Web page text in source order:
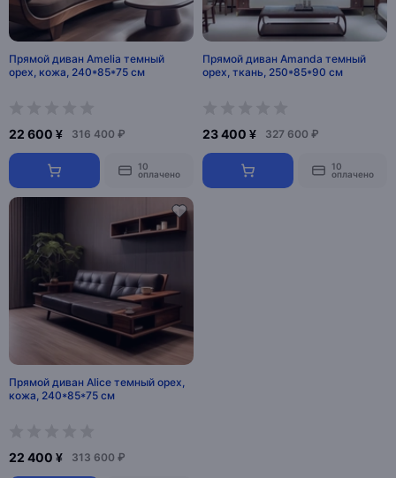
Прямой диван Amelia темный
орех, кожа, 240*85*75 см
22 600 ¥ 316 400 ₽
10
оплачено
Прямой диван Amanda темный
орех, ткань, 250*85*90 см
23 400 ¥ 327 600 ₽
10
оплачено
Прямой диван Alice темный орех,
кожа, 240*85*75 см
22 400 ¥ 313 600 ₽